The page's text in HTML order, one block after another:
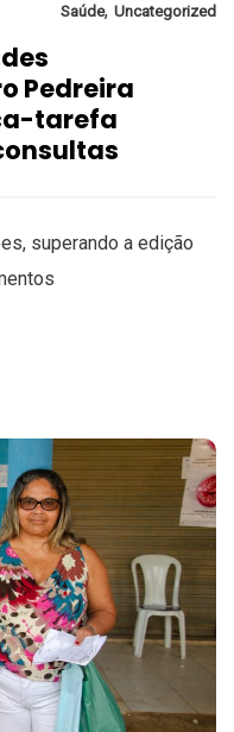
Saúde, Uncategorized
Pedreira
tarefa
superando a edição